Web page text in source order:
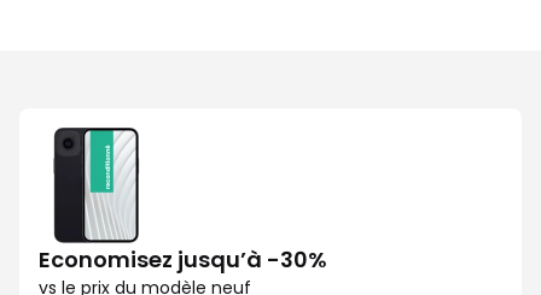
Economisez jusqu’à -30%
vs le prix du modèle neuf